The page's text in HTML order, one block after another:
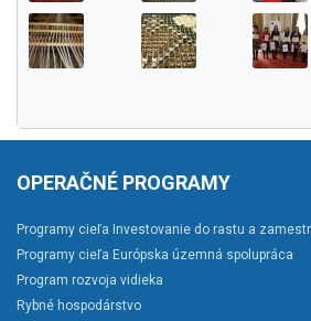
OPERAČNÉ PROGRAMY
Programy cieľa Investovanie do rastu a
Programy cieľa Európska územná spolupráca
Program rozvoja vidieka
Rybné hospodárstvo